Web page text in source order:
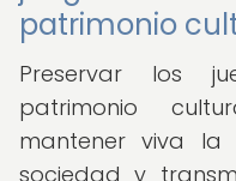
patrimonio
Preservar los
patrimonio
mantener viva la
sociedad y